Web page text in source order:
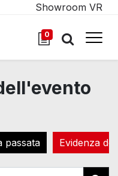
0
Showroom VR
passata Evidenza